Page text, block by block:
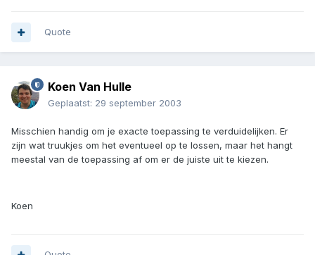
Quote
Koen Van Hulle
Geplaatst: 29 september 2003
Misschien handig om je exacte toepassing te verduidelijken. Er
zijn wat truukjes om het eventueel op te lossen, maar het hangt
meestal van de toepassing af om er de juiste uit te kiezen.
Koen